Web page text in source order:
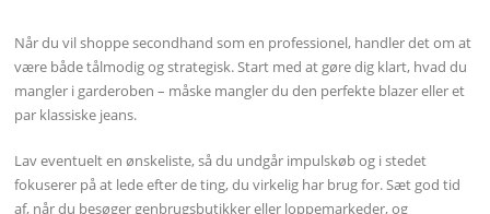
Når du vil shoppe secondhand som en professionel, handler det om at
være både tålmodig og strategisk. Start med at gøre dig klart, hvad du
mangler i garderoben – måske mangler du den perfekte blazer eller et
par klassiske jeans.
Lav eventuelt en ønskeliste, så du undgår impulskøb og i stedet
fokuserer på at lede efter de ting, du virkelig har brug for. Sæt god tid
af, når du besøger genbrugsbutikker eller loppemarkeder, og